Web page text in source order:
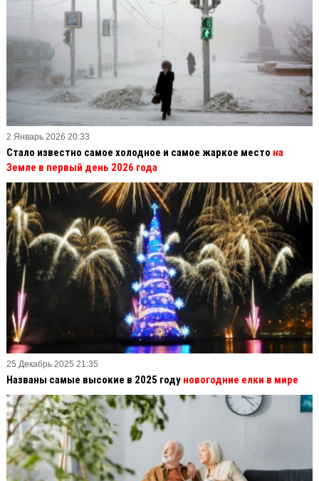
2 Январь 2026 20:33
Стало известно самое холодное и самое жаркое место на
Земле в первый день 2026 года
25 Декабрь 2025 21:35
Названы самые высокие в 2025 году новогодние елки в мире